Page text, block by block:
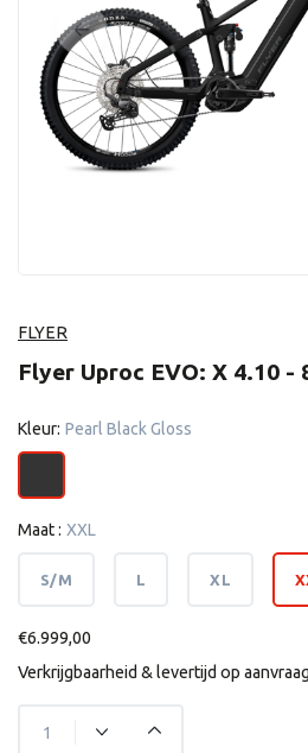
FLYER
Flyer Uproc EVO: X 4.10 -
Kleur: Pearl Black Gloss
Maat : XXL
S/M L XL
€6.999,00
Verkrijgbaarheid & levertijd op aanvraag